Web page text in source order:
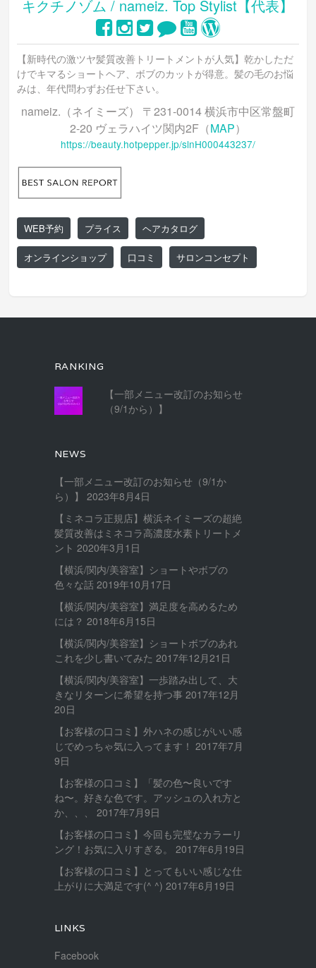
キクチノゾム / nameiz. Top Stylist【代表】
【新時代の激ツヤ髪質改善トリートメントが人気】乾かしただ
けでキマるショートヘア、ボブのカットが得意。髪の毛のお悩
みは、年代問わずお任せ下さい。
nameiz.（ネイミーズ） 〒231-0014 横浜市中区常盤町
2-20 ヴェラハイツ関内2F（MAP）
https://beauty.hotpepper.jp/slnH000443237/
WEB予約 プライス ヘアカタログ
オンラインショップ 口コミ サロンコンセプト
RANKING
【一部メニュー改訂のお知らせ
（9/1から）】
NEWS
【一部メニュー改訂のお知らせ（9/1か
ら）】
2023年8月4日
【ミネコラ正規店】横浜ネイミーズの超絶
髪質改善はミネコラ高濃度水素トリートメ
ント 2020年3月1日
【横浜/関内/美容室】ショートやボブの
色々な話 2019年10月17日
【横浜/関内/美容室】満足度を高めるため
には？ 2018年6月15日
【横浜/関内/美容室】ショートボブのあれ
これを少し書いてみた 2017年12月21日
【横浜/関内/美容室】一歩踏み出して、大
きなリターンに希望を持つ事 2017年12月
20日
【お客様の口コミ】外ハネの感じがいい感
じでめっちゃ気に入ってます！ 2017年7月
9日
【お客様の口コミ】「髪の色〜良いです
ね〜。好きな色です。アッシュの入れ方と
か、、、
2017年7月9日
【お客様の口コミ】今回も完璧なカラーリ
ング！お気に入りすぎる。
2017年6月19日
【お客様の口コミ】とってもいい感じな仕
上がりに大満足です(^ ^) 2017年6月19日
LINKS
Facebook